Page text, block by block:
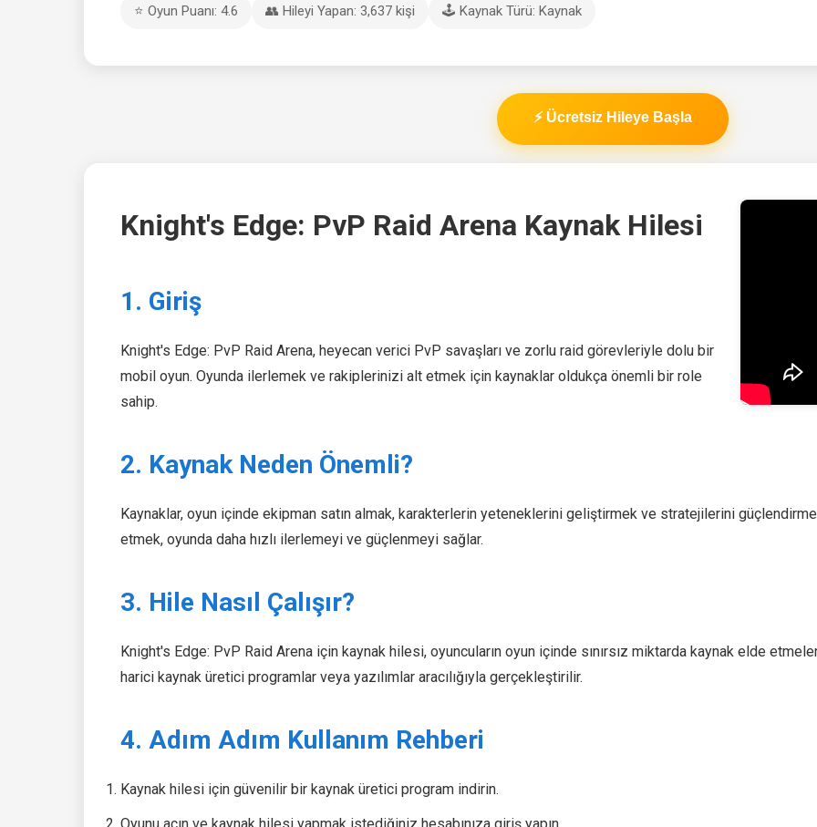
⭐ Oyun Puanı: 4.6 👥 Hileyi Yapan: 3,637 kişi 🕹️ Kaynak Türü: Kaynak
⚡ Ücretsiz Hileye Başla
Knight's Edge: PvP Raid Arena Kaynak Hilesi
1. Giriş
Knight's Edge: PvP Raid Arena, heyecan verici PvP savaşları ve zorlu raid görevleriyle dolu bir
mobil oyun. Oyunda ilerlemek ve rakiplerinizi alt etmek için kaynaklar oldukça önemli bir role
sahip.
2. Kaynak Neden Önemli?
Kaynaklar, oyun içinde ekipman satın almak, karakterlerin yeteneklerini geliştirmek ve stratejilerini
etmek, oyunda daha hızlı ilerlemeyi ve güçlenmeyi sağlar.
3. Hile Nasıl Çalışır?
Knight's Edge: PvP Raid Arena için kaynak hilesi, oyuncuların oyun içinde sınırsız miktarda kaynak elde
harici kaynak üretici programlar veya yazılımlar aracılığıyla gerçekleştirilir.
4. Adım Adım Kullanım Rehberi
Kaynak hilesi için güvenilir bir kaynak üretici program indirin.